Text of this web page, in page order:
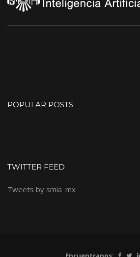
POPULAR POSTS
TWITTER FEED
Tweets by smia_mx